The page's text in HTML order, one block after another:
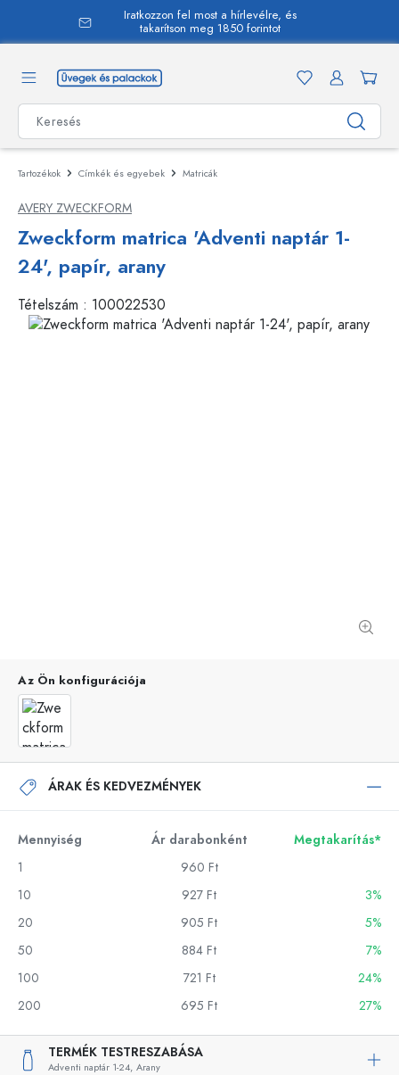
Iratkozzon fel most a hírlevélre, és
takarítson meg 1850 forintot
Tartozékok Címkék és egyebek Matricák
AVERY ZWECKFORM
Zweckform matrica 'Adventi naptár 1-
24', papír, arany
Tételszám : 100022530
Az Ön konfigurációja
ÁRAK ÉS KEDVEZMÉNYEK
Mennyiség Ár darabonként
Megtakarítás*
1
960 Ft
10
927 Ft
3%
20
905 Ft
5%
50
884 Ft
7%
100
721 Ft
24%
200
695 Ft 27%
TERMÉK TESTRESZABÁSA
Adventi naptár 1-24, Arany